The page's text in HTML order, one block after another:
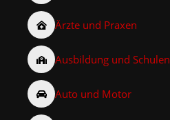
Ärzte und Praxen
Ausbildung und Schulen
Auto und Motor